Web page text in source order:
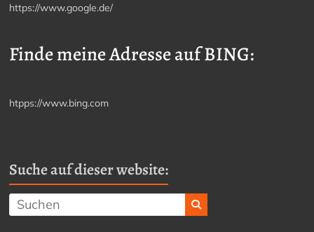
https://www.google.de/
Finde meine Adresse auf BING:
htpps://www.bing.com
Suche auf dieser website: